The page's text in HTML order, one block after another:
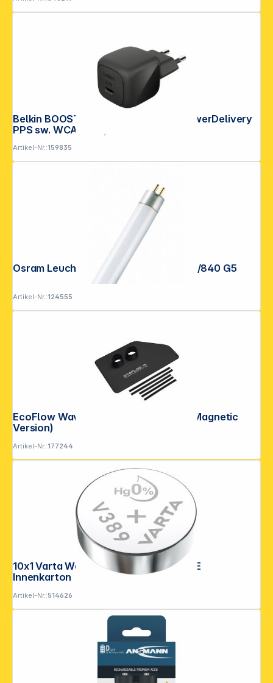
Belkin BOOST Charge USB-C 45W PowerDelivery
PPS sw. WCA013kqBK
Artikel-Nr.:159835
Osram Leuchtstoffröhre ACTIVE L 8W/840 G5
Artikel-Nr.:124555
EcoFlow Wave Series Car Vent Seal (Magnetic
Version)
Artikel-Nr.:177244
10x1 Varta Watch V 389 High Drain VPE
Innenkarton
Artikel-Nr.:514626